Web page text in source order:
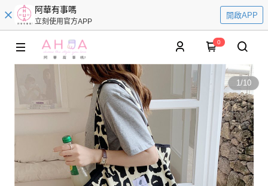
阿華有事嗎
立刻使用官方APP
開啟APP
0
1/10